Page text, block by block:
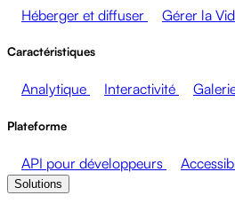
Héberger et diffuser Gérer la
Caractéristiques
Analytique Interactivité
Plateforme
API pour développeurs
Solutions